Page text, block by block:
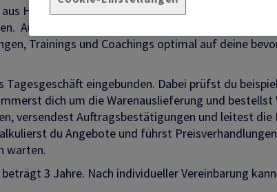
Handel, Gewerbe und Industrie. Du lernst die
Außerdem wirst du während und auch nach deiner
Trainings und Coachings optimal auf deine
Tagesgeschäft eingebunden. Dabei prüfst du
dich um die Warenauslieferung und bestellst
versendest Auftragsbestätigungen und leitest die
du Angebote und führst
warten.
3 Jahre. Nach individueller Vereinbarung